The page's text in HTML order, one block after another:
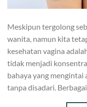
Meskipun tergolong
wanita, namun kita
kesehatan vagina
tidak menjadi
bahaya yang
tanpa disadari.